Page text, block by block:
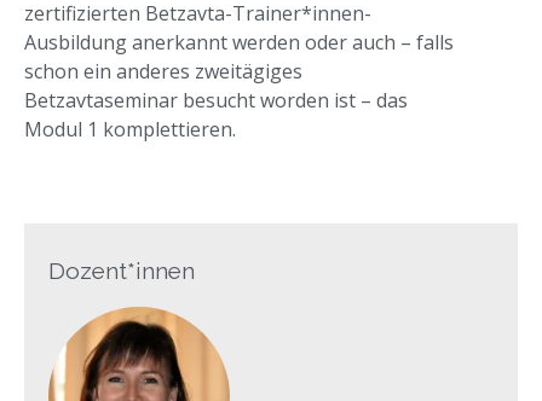
zertifizierten Betzavta-Trainer*innen-
Ausbildung anerkannt werden oder auch – falls
schon ein anderes zweitägiges
Betzavtaseminar besucht worden ist – das
Modul 1 komplettieren.
Dozent*innen